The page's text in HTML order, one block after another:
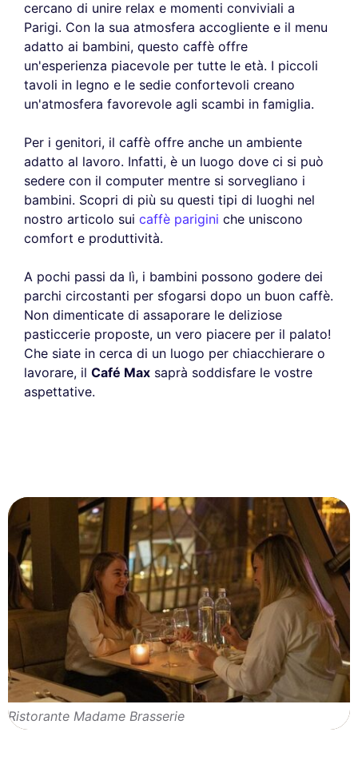
cercano di unire relax e momenti conviviali a
Parigi. Con la sua atmosfera accogliente e il menu
adatto ai bambini, questo caffè offre
un'esperienza piacevole per tutte le età. I piccoli
tavoli in legno e le sedie confortevoli creano
un'atmosfera favorevole agli scambi in famiglia.
Per i genitori, il caffè offre anche un ambiente
adatto al lavoro. Infatti, è un luogo dove ci si può
sedere con il computer mentre si sorvegliano i
bambini. Scopri di più su questi tipi di luoghi nel
nostro articolo sui caffè parigini che uniscono
comfort e produttività.
A pochi passi da lì, i bambini possono godere dei
parchi circostanti per sfogarsi dopo un buon caffè.
Non dimenticate di assaporare le deliziose
pasticcerie proposte, un vero piacere per il palato!
Che siate in cerca di un luogo per chiacchierare o
lavorare, il Café Max saprà soddisfare le vostre
aspettative.
Ristorante Madame Brasserie